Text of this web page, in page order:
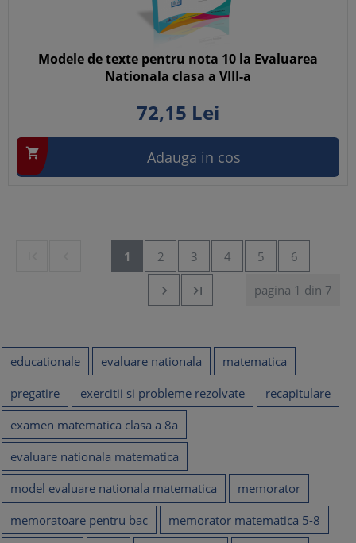
Modele de texte pentru nota 10 la Evaluarea
Nationala clasa a VIII-a
72,15 Lei
 Adauga in cos
1 2 3 4 5 6
pagina 1 din 7


educationale evaluare nationala
matematica
pregatire
exercitii si probleme rezolvate
recapitulare
examen matematica clasa a 8a
evaluare nationala matematica
model evaluare nationala matematica
memorator
memoratoare pentru bac
memorator matematica 5-8